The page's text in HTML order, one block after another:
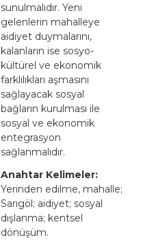
sunulmalıdır. Yeni
gelenlerin mahalleye
aidiyet duymalarını,
kalanların ise sosyo-
kültürel ve ekonomik
farklılıkları aşmasını
sağlayacak sosyal
bağların kurulması ile
sosyal ve ekonomik
entegrasyon
sağlanmalıdır.
Anahtar Kelimeler:
Yerinden edilme, mahalle;
Sarıgöl; aidiyet; sosyal
dışlanma; kentsel
dönüşüm.